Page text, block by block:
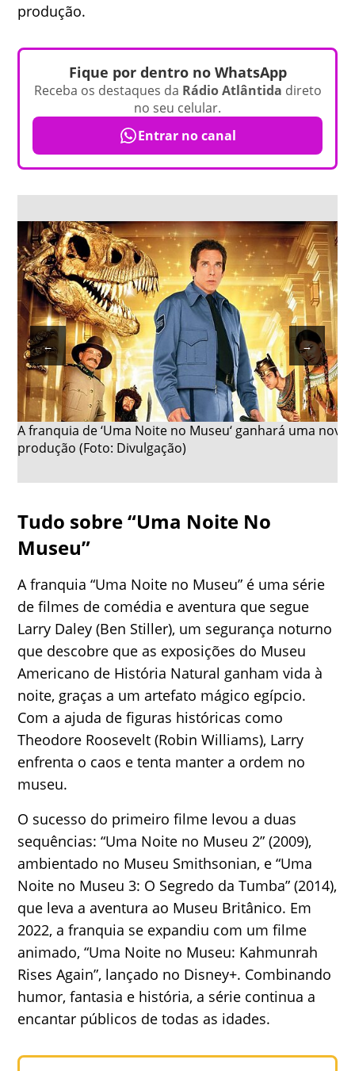
produção.
Fique por dentro no WhatsApp
Receba os destaques da Rádio Atlântida direto
no seu celular.
Entrar no canal
A franquia de ‘Uma Noite no Museu‘ ganhará uma nova
produção (Foto: Divulgação)
← →
Tudo sobre “Uma Noite No
Museu”
A franquia “Uma Noite no Museu” é uma série
de filmes de comédia e aventura que segue
Larry Daley (Ben Stiller), um segurança noturno
que descobre que as exposições do Museu
Americano de História Natural ganham vida à
noite, graças a um artefato mágico egípcio.
Com a ajuda de figuras históricas como
Theodore Roosevelt (Robin Williams), Larry
enfrenta o caos e tenta manter a ordem no
museu.
O sucesso do primeiro filme levou a duas
sequências: “Uma Noite no Museu 2” (2009),
ambientado no Museu Smithsonian, e “Uma
Noite no Museu 3: O Segredo da Tumba” (2014),
que leva a aventura ao Museu Britânico. Em
2022, a franquia se expandiu com um filme
animado, “Uma Noite no Museu: Kahmunrah
Rises Again”, lançado no Disney+. Combinando
humor, fantasia e história, a série continua a
encantar públicos de todas as idades.